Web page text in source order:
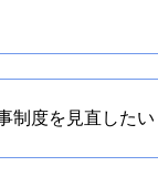
制度を 見直したい